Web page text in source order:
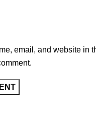
email, and website in